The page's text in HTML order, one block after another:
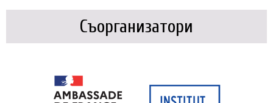
Съорганизатори